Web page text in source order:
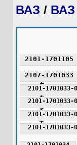
ВАЗ / ВАЗ
2101-1701033-
2101-1701033-
2101-1701033-
2101-1701033-
2101-1701105
2107-1701033